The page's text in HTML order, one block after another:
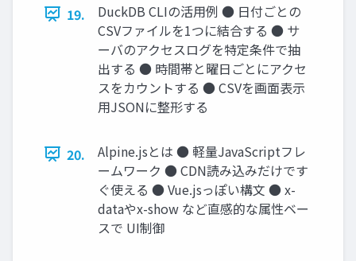
19.
DuckDB CLIの活用例 ● 日付ごとの
CSVファイルを1つに結合する ● サ
ーバのアクセスログを特定条件で抽
出する ● 時間帯と曜日ごとにアクセ
スをカウントする ● CSVを画面表示
用JSONに整形する
20.
Alpine.jsとは ● 軽量JavaScriptフレ
ームワーク ● CDN読み込みだけです
ぐ使える ● Vue.jsっぽい構文 ● x-
dataやx-show など直感的な属性ベー
スで UI制御